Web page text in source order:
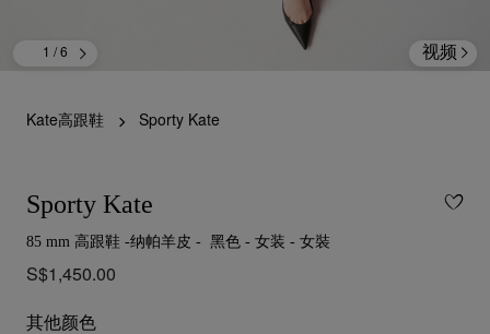
1 / 6 视频
Kate高跟鞋 Sporty Kate
Sporty Kate
85 mm 高跟鞋 -纳帕羊皮 - 黑色 - 女装 - 女裝
S$1,450.00
其他颜色